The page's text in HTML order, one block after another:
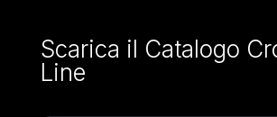
Scarica il Catalogo
Line